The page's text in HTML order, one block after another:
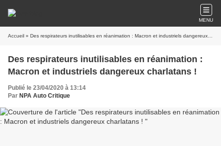
MENU
Accueil » Des respirateurs inutilisables en réanimation : Macron et industriels dangereux charlatans !
Des respirateurs inutilisables en réanimation :
Macron et industriels dangereux charlatans !
Publié le 23/04/2020 à 13:14
Par NPA Auto Critique